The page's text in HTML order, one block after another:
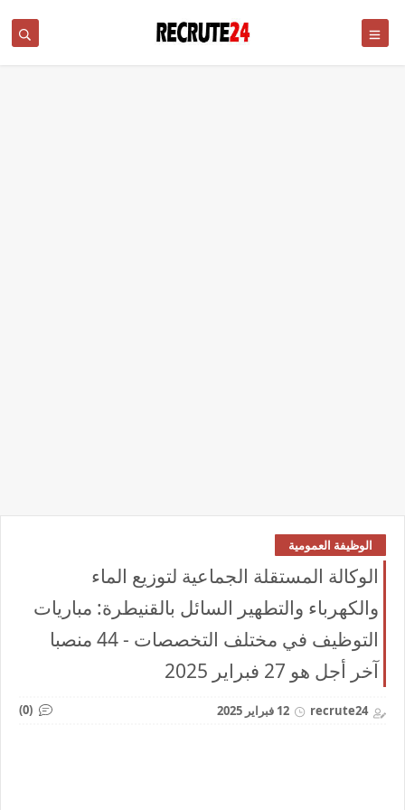
الوظيفة العمومية
الوكالة المستقلة الجماعية لتوزيع الماء
والكهرباء والتطهير السائل بالقنيطرة: مباريات
التوظيف في مختلف التخصصات - 44 منصبا
آخر أجل هو 27 فبراير 2025
recrute24 12 فبراير 2025 (0)